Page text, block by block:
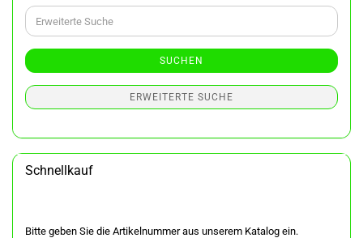
Erweiterte
Suche
SUCHEN
ERWEITERTE SUCHE
Schnellkauf
BITTE
Bitte geben Sie die Artikelnummer aus unserem Katalog ein.